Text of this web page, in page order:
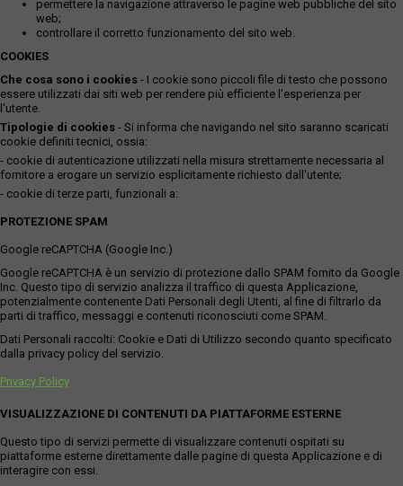
permettere la navigazione attraverso le pagine web pubbliche del sito
web;
controllare il corretto funzionamento del sito web.
COOKIES
Che cosa sono i cookies - I cookie sono piccoli file di testo che possono
essere utilizzati dai siti web per rendere più efficiente l'esperienza per
l'utente.
Tipologie di cookies - Si informa che navigando nel sito saranno scaricati
cookie definiti tecnici, ossia:
- cookie di autenticazione utilizzati nella misura strettamente necessaria al
fornitore a erogare un servizio esplicitamente richiesto dall'utente;
- cookie di terze parti, funzionali a:
PROTEZIONE SPAM
Google reCAPTCHA (Google Inc.)
Google reCAPTCHA è un servizio di protezione dallo SPAM fornito da Google
Inc. Questo tipo di servizio analizza il traffico di questa Applicazione,
potenzialmente contenente Dati Personali degli Utenti, al fine di filtrarlo da
parti di traffico, messaggi e contenuti riconosciuti come SPAM.
Dati Personali raccolti: Cookie e Dati di Utilizzo secondo quanto specificato
dalla privacy policy del servizio.
Privacy Policy
VISUALIZZAZIONE DI CONTENUTI DA PIATTAFORME ESTERNE
Questo tipo di servizi permette di visualizzare contenuti ospitati su
piattaforme esterne direttamente dalle pagine di questa Applicazione e di
interagire con essi.